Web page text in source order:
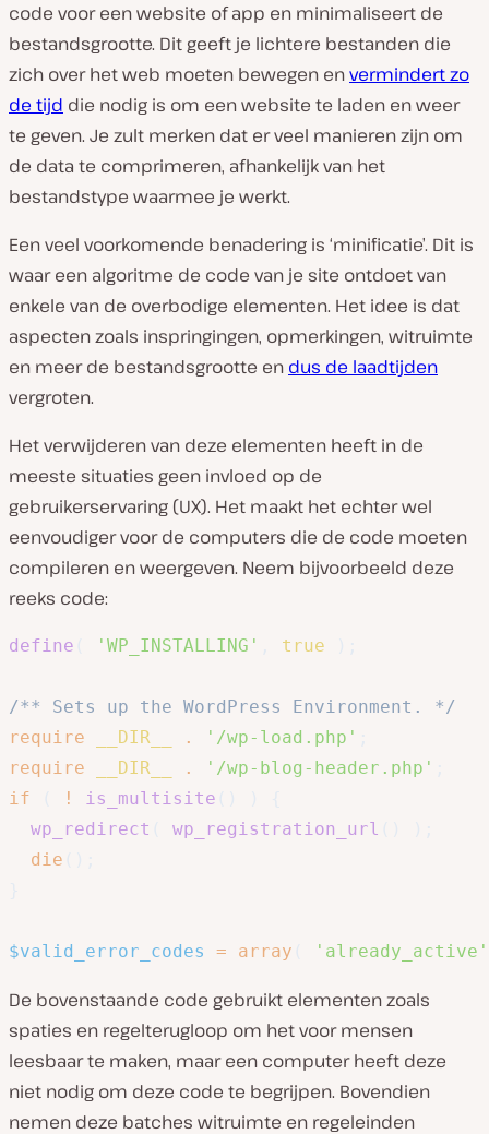
code voor een website of app en minimaliseert de
bestandsgrootte. Dit geeft je lichtere bestanden die
zich over het web moeten bewegen envermindert zo
de tijd die nodig is om een ​​website te laden en weer
te geven. Je zult merken dat er veel manieren zijn om
de data te comprimeren, afhankelijk van het
bestandstype waarmee je werkt.
Een veel voorkomende benadering is ‘minificatie’. Dit is
waar een algoritme de code van je site ontdoet van
enkele van de overbodige elementen. Het idee is dat
aspecten zoals inspringingen, opmerkingen, witruimte
en meer de bestandsgrootte en dus de laadtijden
vergroten.
Het verwijderen van deze elementen heeft in de
meeste situaties geen invloed op de
gebruikerservaring (UX). Het maakt het echterwel
eenvoudiger voor de computers die de code moeten
compileren en weergeven. Neem bijvoorbeeld deze
reeks code:
define 'WP_INSTALLING' true
/** Sets up the WordPress Environment. */
require
__DIR__ . '/wp-load.php'
require
__DIR__ . '/wp-blog-header.php'
if
! is_multisite
wp_redirect
wp_registration_url
die
$valid_error_codes = array 'already_active'
De bovenstaande code gebruikt elementen zoals
spaties en regelterugloop om het voor mensen
leesbaar te maken, maar een computer heeft deze
niet nodig om deze code te begrijpen. Bovendien
nemen deze batches witruimte en regeleinden